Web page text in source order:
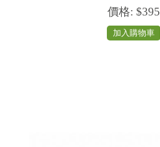
價格: $395
加入購物車